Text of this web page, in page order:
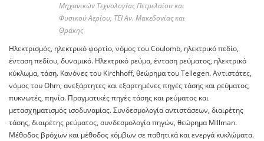
Μηχανικών Τεχνολογίας Πετρελαίου και
Φυσικού Αερίου, ΤΕΙ Αν. Μακεδονίας και
Θράκης
Ηλεκτρισμός, ηλεκτρικό φορτίο, νόμος του Coulomb, ηλεκτρικό πεδίο,
ένταση πεδίου, δυναμικό. Ηλεκτρικό ρεύμα, ένταση ρεύματος, ηλεκτρικό
κύκλωμα, τάση. Κανόνες του Kirchhoff, θεώρημα του Tellegen. Αντιστάτες,
νόμος του Ohm, ανεξάρτητες και εξαρτημένες πηγές τάσης και ρεύματος,
πυκνωτές, πηνία. Πραγματικές πηγές τάσης και ρεύματος και
μετασχηματισμός ισοδυναμίας. Συνδεσμολογία αντιστάσεων, διαιρέτης
τάσης, διαιρέτης ρεύματος, συνδεσμολογία πηγών, θεώρημα Millman.
Μέθοδος βρόχων και μέθοδος κόμβων σε παθητικά και ενεργά κυκλώματα.